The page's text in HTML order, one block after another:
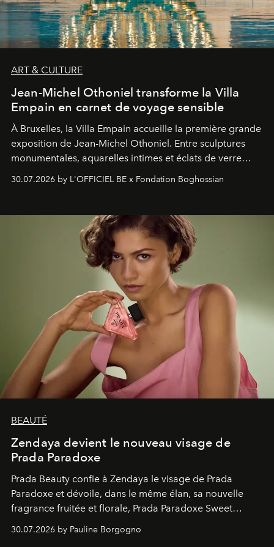
ART & CULTURE
Jean-Michel Othoniel transforme la Villa
Empain en carnet de voyage sensible
À Bruxelles, la Villa Empain accueille la première grande
exposition de Jean-Michel Othoniel. Entre sculptures
monumentales, aquarelles intimes et éclats de verre
soufflé, l’artiste français compose un itinéraire
émotionnel où chaque œuvre devient le souvenir
émerveillement.
30.07.2026 by L'OFFICIEL BE x Fondation Boghossian
BEAUTÉ
Zendaya devient le nouveau visage de
Prada Paradoxe
Prada Beauty confie à Zendaya le visage de Prada
Paradoxe et dévoile, dans le même élan, sa nouvelle
fragrance fruitée et florale, Prada Paradoxe Sweet
Chemistry Eau de Parfum.
30.07.2026 by Pauline Borgogno